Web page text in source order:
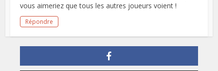
vous aimeriez que tous les autres joueurs voient !
Répondre